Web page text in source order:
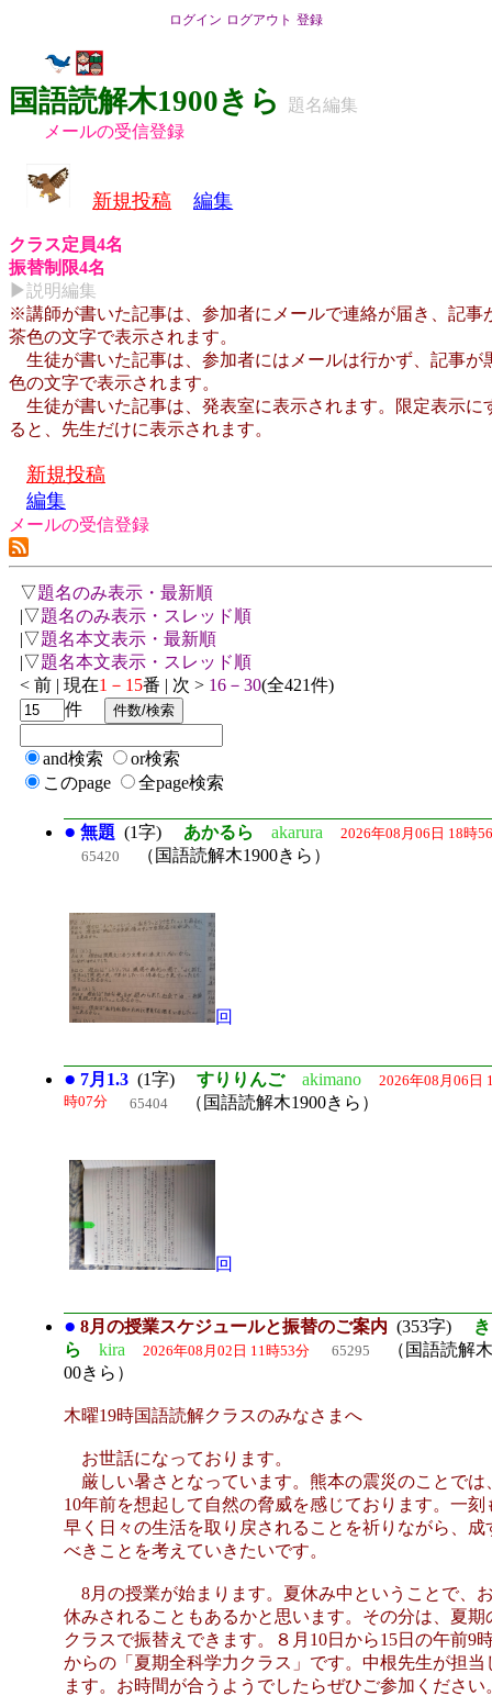
ログイン ログアウト 登録
国語読解木1900きら
題名編集
メールの受信登録
新規投稿 編集
クラス定員4名
振替制限4名
▶説明編集
※講師が書いた記事は、参加者にメールで連絡が届き、記事
茶色の文字で表示されます。
生徒が書いた記事は、参加者にはメールは行かず、記事が
色の文字で表示されます。
生徒が書いた記事は、発表室に表示されます。限定表示に
ると、先生だけに表示されます。
新規投稿
編集
メールの受信登録
▽題名のみ表示・最新順
|▽題名のみ表示・スレッド順
|▽題名本文表示・最新順
|▽題名本文表示・スレッド順
< 前 | 現在1－15番 | 次 > 16－30(全421件)
件
and検索
or検索
このpage
全page検索
● 無題 (1字) あかるら akarura
2026年08月06日 18時
65420
（国語読解木1900きら）
回
● 7月1.3 (1字) すりりんご akimano 2026年08月06日
時07分 65404 （国語読解木1900きら）
回
● 8月の授業スケジュールと振替のご案内 (353字)
き
ら
kira 2026年08月02日 11時53分 65295
（国語読解
00きら）
木曜19時国語読解クラスのみなさまへ
お世話になっております。
厳しい暑さとなっています。熊本の震災のことでは
10年前を想起して自然の脅威を感じております。一刻
早く日々の生活を取り戻されることを祈りながら、成
べきことを考えていきたいです。
8月の授業が始まります。夏休み中ということで、
休みされることもあるかと思います。その分は、夏期
クラスで振替えできます。８月10日から15日の午前9
からの「夏期全科学力クラス」です。中根先生が担当
ます。お時間が合うようでしたらぜひご参加ください